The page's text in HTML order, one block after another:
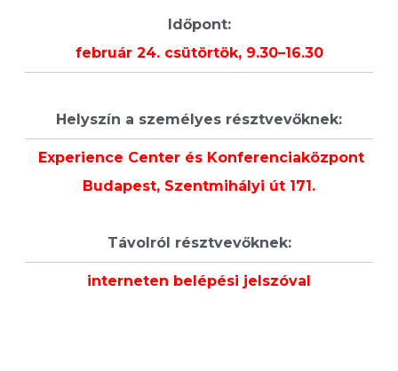
Időpont:
február 24. csütörtök, 9.30–16.30
Helyszín a személyes résztvevőknek:
Experience Center és Konferenciaközpont
Budapest, Szentmihályi út 171.
Távolról résztvevőknek:
interneten belépési jelszóval